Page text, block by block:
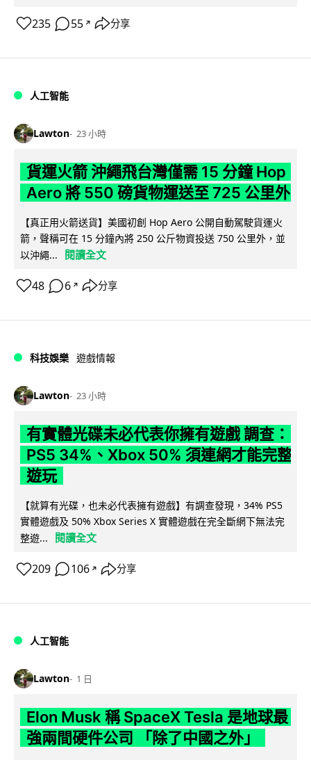
235 55 ↗ 分享
人工智能
Lawton 23 小時
貨運火箭 沖繩飛台灣僅需 15 分鐘 Hop
Aero 將 550 磅貨物運送至 725 公里外
【真正用火箭送貨】美國初創 Hop Aero 公開自動駕駛貨運火
箭，聲稱可在 15 分鐘內將 250 公斤物資投送 750 公里外，並
以沖繩...
閱讀全文
48 6 ↗ 分享
科技娛樂 遊戲情報
Lawton 23 小時
有實體光碟未必代表你擁有遊戲 調查：
PS5 34%、Xbox 50% 須連網才能完整
遊玩
【就算有光碟，也未必代表擁有遊戲】有調查發現，34% PS5
實體遊戲及 50% Xbox Series X 實體遊戲在完全斷網下無法完
整遊...
閱讀全文
209 106 ↗ 分享
人工智能
Lawton 1 日
Elon Musk 稱 SpaceX Tesla 是地球最
強兩間硬件公司 「除了中國之外」